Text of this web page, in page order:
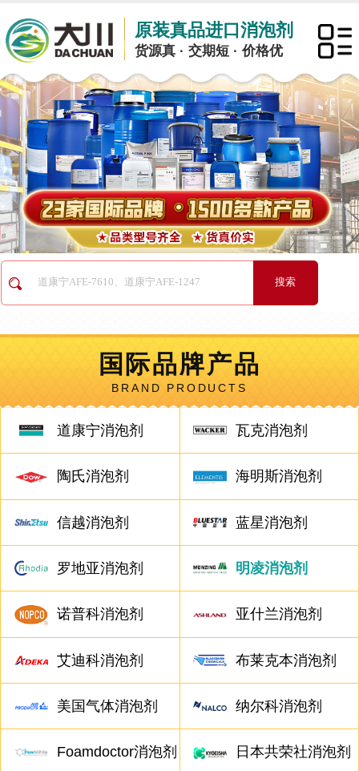
原装真品进口消泡剂
货源真 · 交期短 · 价格优
国际品牌产品
BRAND PRODUCTS
道康宁消泡剂 瓦克消泡剂
陶氏消泡剂 海明斯消泡剂
信越消泡剂 蓝星消泡剂
罗地亚消泡剂 明凌消泡剂
诺普科消泡剂 亚什兰消泡剂
艾迪科消泡剂 布莱克本消泡剂
美国气体消泡剂 纳尔科消泡剂
Foamdoctor消泡剂 日本共荣社消泡剂